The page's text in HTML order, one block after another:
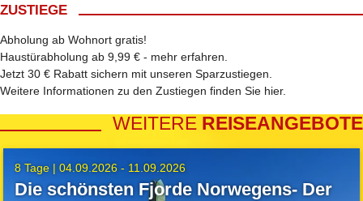
ZUSTIEGE
Abholung ab Wohnort gratis!
Haustürabholung ab 9,99 € - mehr erfahren
Jetzt 30 € Rabatt sichern mit unseren Sparzustiegen
Weitere Informationen zu den Zustiegen finden Sie hier.
WEITERE REISEANGEBOTE
8 Tage |04.09.2026 - 11.09.2026
Die schönsten Fjorde Norwegens- Der